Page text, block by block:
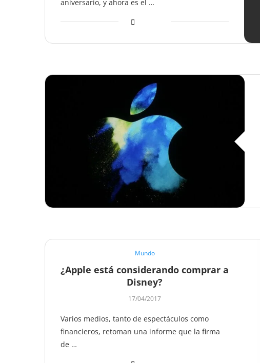
aniversario, y ahora es el …
Mundo
¿Apple está considerando comprar a
Disney?
17/04/2017
Varios medios, tanto de espectáculos como
financieros, retoman una informe que la firma
de …